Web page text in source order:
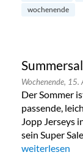
wochenende
Wochenende, 15.
Der Sommer
passende,
Jopp Jerseys
sein Super
„Summersale
weiterlesen